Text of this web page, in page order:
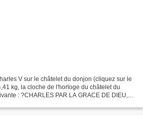
V sur le châtelet du donjon (cliquez sur le
kg, la cloche de l'horloge du châtelet du
: ?CHARLES PAR LA GRACE DE DIEU,